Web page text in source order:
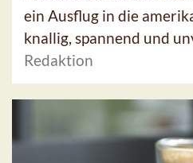
ein Ausflug in die
knallig, spannend und
Redaktion